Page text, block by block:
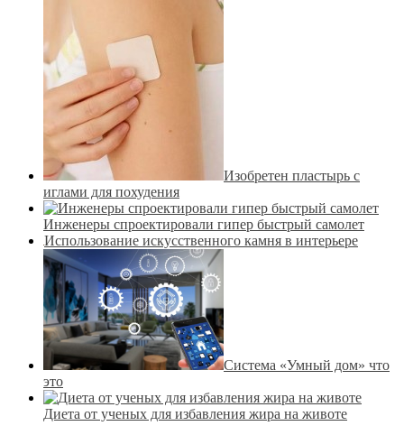
Изобретен пластырь с
иглами для похудения
Инженеры спроектировали гипер быстрый самолет
Использование искусственного камня в интерьере
Система «Умный дом» что
это
Диета от ученых для избавления жира на животе